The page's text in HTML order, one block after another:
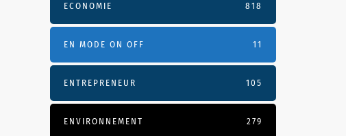
ECONOMIE 818
EN MODE ON OFF 11
ENTREPRENEUR 105
ENVIRONNEMENT 279